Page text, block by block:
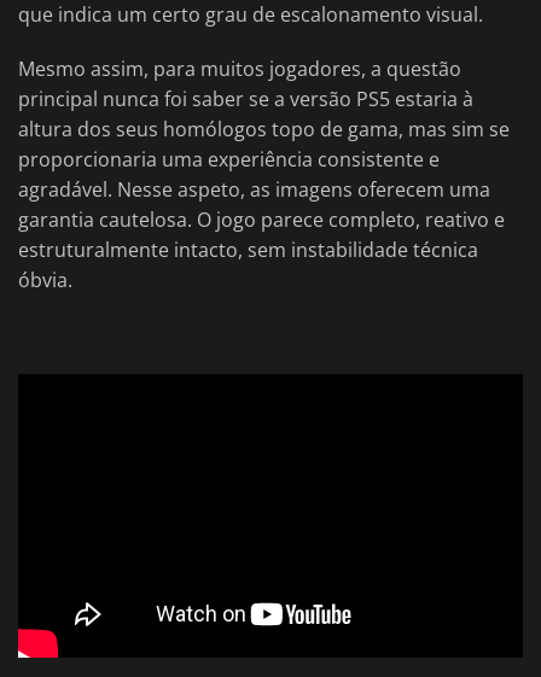
que indica um certo grau de escalonamento visual.
Mesmo assim, para muitos jogadores, a questão
principal nunca foi saber se a versão PS5 estaria à
altura dos seus homólogos topo de gama, mas sim se
proporcionaria uma experiência consistente e
agradável. Nesse aspeto, as imagens oferecem uma
garantia cautelosa. O jogo parece completo, reativo e
estruturalmente intacto, sem instabilidade técnica
óbvia.